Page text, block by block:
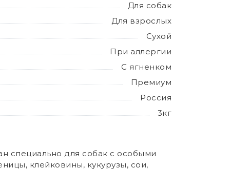
Для собак
Для взрослых
Сухой
При аллергии
С ягненком
Премиум
Россия
3кг
специально для собак с особыми
клейковины, кукурузы, сои,